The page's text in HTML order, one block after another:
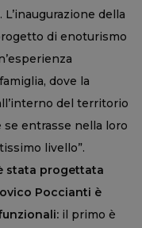
della
di enoturismo
dove la
del territorio
entrasse nella loro
livello”.
stata progettata
Poccianti è
il primo è